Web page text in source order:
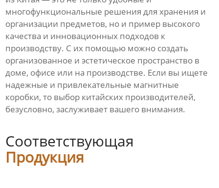
многофункциональные решения для хранения и
организации предметов, но и пример высокого
качества и инновационных подходов к
производству. С их помощью можно создать
организованное и эстетическое пространство в
доме, офисе или на производстве. Если вы ищете
надежные и привлекательные магнитные
коробки, то выбор китайских производителей,
безусловно, заслуживает вашего внимания.
Соответствующая
Продукция